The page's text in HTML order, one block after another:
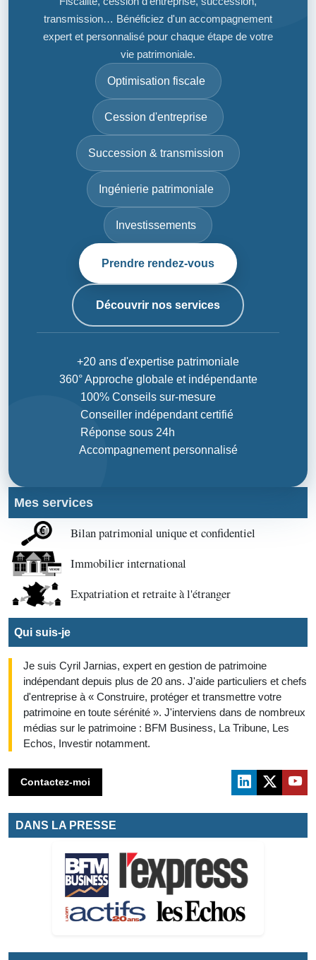
transmission… Bénéficiez d'un accompagnement
expert et personnalisé pour chaque étape de votre
vie patrimoniale.
Optimisation fiscale
Cession d'entreprise
Succession & transmission
Ingénierie patrimoniale
Investissements
Prendre rendez-vous
Découvrir nos services
+20 ans d'expertise patrimoniale
360° Approche globale et indépendante
100% Conseils sur-mesure
Conseiller indépendant certifié
Réponse sous 24h
Accompagnement personnalisé
Mes services
Bilan patrimonial unique et confidentiel
Immobilier international
Expatriation et retraite à l'étranger
Qui suis-je
Je suis Cyril Jarnias, expert en gestion de patrimoine
indépendant depuis plus de 20 ans. J'aide particuliers et chefs
d'entreprise à « Construire, protéger et transmettre votre
patrimoine en toute sérénité ». J'interviens dans de nombreux
médias sur le patrimoine : BFM Business, La Tribune, Les
Echos, Investir notamment.
Contactez-moi
DANS LA PRESSE